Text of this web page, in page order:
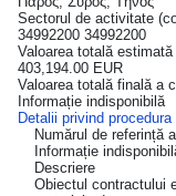
Sectorul de activitate
34992200 34992200
Valoarea totală
403,194.00 EUR
Valoarea totală finală a
Informație indisponibilă
Detalii privind procedura
Numărul de referință
Informație
Descriere
Obiectul contractului